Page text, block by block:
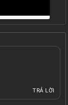
TRẢ LỜI